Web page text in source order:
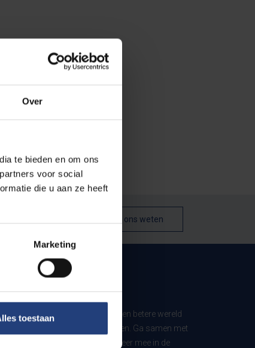
Over
te bieden en om ons
voor social
die u aan ze heeft
Marketing
toestaan
wel
Laat het ons weten
Engaged University in voor een betere wereld
en maatschappelijke projecten. Ga samen met
Steun onze werking en investeer mee in de